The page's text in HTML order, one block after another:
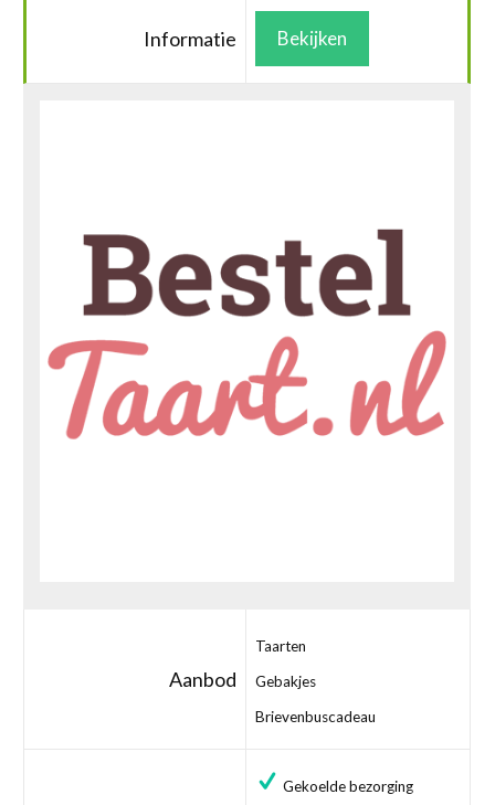
Informatie Bekijken
Aanbod
Taarten
Gebakjes
Brievenbuscadeau
Gekoelde bezorging